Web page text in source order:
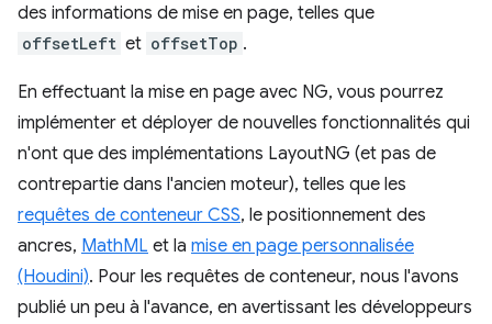
des informations de mise en page, telles que
offsetLeft et offsetTop .
En effectuant la mise en page avec NG, vous pourrez
implémenter et déployer de nouvelles fonctionnalités qui
n'ont que des implémentations LayoutNG (et pas de
contrepartie dans l'ancien moteur), telles que les
requêtes de conteneur CSS, le positionnement des
ancres, MathML et la mise en page personnalisée
(Houdini). Pour les requêtes de conteneur, nous l'avons
publié un peu à l'avance, en avertissant les développeurs